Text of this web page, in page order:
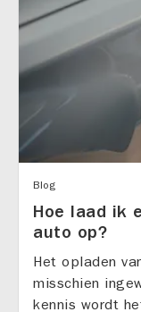
Blog
Hoe laad ik
auto op?
Het opladen
misschien
kennis wordt